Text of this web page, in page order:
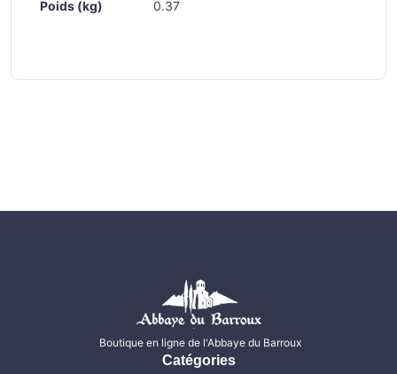
Poids (kg) 0.37
Boutique en ligne de l'Abbaye du Barroux
Catégories